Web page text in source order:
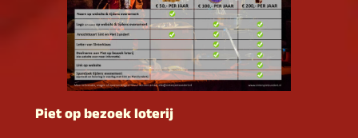
Piet op bezoek loterij